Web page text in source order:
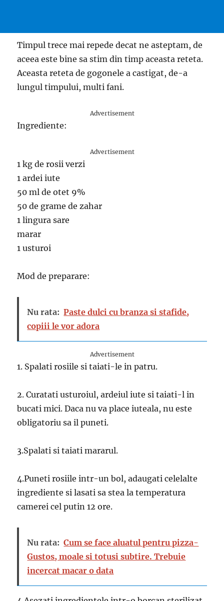
Timpul trece mai repede decat ne asteptam, de
aceea este bine sa stim din timp aceasta reteta.
Aceasta reteta de gogonele a castigat, de-a
lungul timpului, multi fani.
Advertisement
Ingrediente:
Advertisement
1 kg de rosii verzi
1 ardei iute
50 ml de otet 9%
50 de grame de zahar
1 lingura sare
marar
1 usturoi
Mod de preparare:
Nu rata: Paste dulci cu branza si stafide,
copiii le vor adora
Advertisement
1. Spalati rosiile si taiati-le in patru.
2. Curatati usturoiul, ardeiul iute si taiati-l in
bucati mici. Daca nu va place iuteala, nu este
obligatoriu sa il puneti.
3.Spalati si taiati mararul.
4.Puneti rosiile intr-un bol, adaugati celelalte
ingrediente si lasati sa stea la temperatura
camerei cel putin 12 ore.
Nu rata: Cum se face aluatul pentru pizza-
Gustos, moale si totusi subtire. Trebuie
incercat macar o data